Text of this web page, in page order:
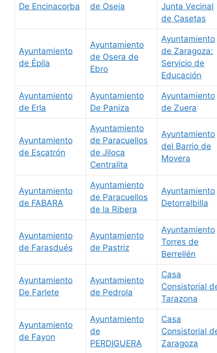
De Encinacorba
de Oseja
Junta Vecinal
de Casetas
Ayuntamiento
de Épila
Ayuntamiento
de Osera de
Ebro
Ayuntamiento
de Zaragoza:
Servicio de
Educación
Ayuntamiento
de Erla
Ayuntamiento
De Paniza
Ayuntamiento
de Zuera
Ayuntamiento
de Escatrón
Ayuntamiento
de Paracuellos
de Jiloca
Centralita
Ayuntamiento
del Barrio de
Movera
Ayuntamiento
de FABARA
Ayuntamiento
de Paracuellos
de la Ribera
Ayuntamiento
Detorralbilla
Ayuntamiento
de Farasdués
Ayuntamiento
de Pastriz
Ayuntamiento
Torres de
Berrellén
Ayuntamiento
De Farlete
Ayuntamiento
de Pedrola
Casa
Consistorial
Tarazona
Ayuntamiento
de Fayon
Ayuntamiento
de
PERDIGUERA
Casa
Consistorial
Zaragoza